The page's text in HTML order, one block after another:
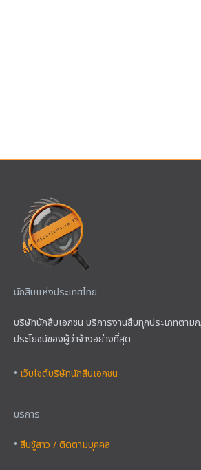
นักสืบแห่งประเทศไทย
บริษัทนักสืบเอกชน บริการงานสืบทุกประเภทตาม
ประโยชน์ของผู้ว่าจ้างอย่างที่สุด
• เว็บไซต์บริษัทนักสืบเอกชน
บริการ
• สืบชู้สาว / ติดตามบุคคล